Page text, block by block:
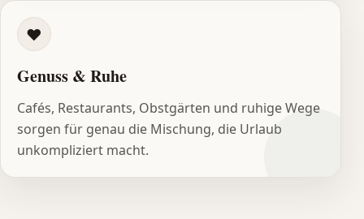
♥
Genuss & Ruhe
Cafés, Restaurants, Obstgärten und ruhige Wege
sorgen für genau die Mischung, die Urlaub
unkompliziert macht.